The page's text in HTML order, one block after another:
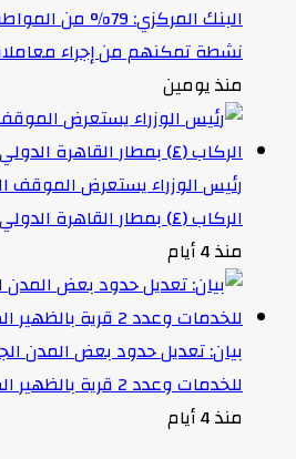
البنك المركزي:
نشطة تمكنهم من إجراء
منذ يومين
رئيس الوزراء يستعرض الموقف
الركاب (٤) بمطار القاهرة الدولي
منذ 4 أيام
بيان: تعديل حدود بعض المدن
للخدمات وعدد 2 قرية بالظهير الصحراوي
منذ 4 أيام